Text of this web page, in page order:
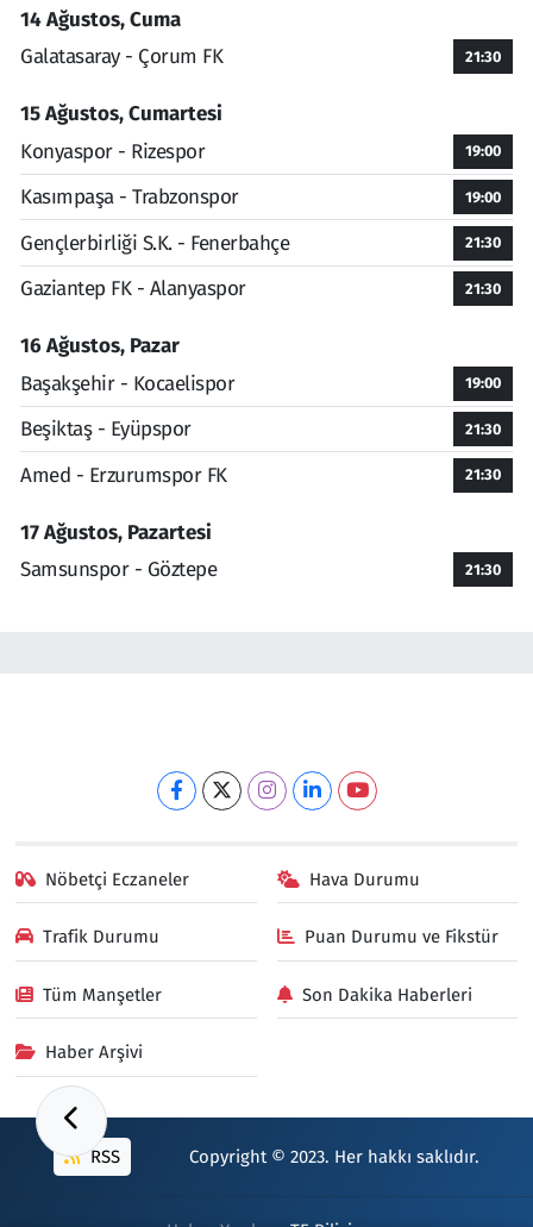
14 Ağustos, Cuma
Galatasaray - Çorum FK
21:30
15 Ağustos, Cumartesi
Konyaspor - Rizespor
19:00
Kasımpaşa - Trabzonspor 19:00
Gençlerbirliği S.K. - Fenerbahçe 21:30
Gaziantep FK - Alanyaspor 21:30
16 Ağustos, Pazar
Başakşehir - Kocaelispor
19:00
Beşiktaş - Eyüpspor 21:30
Amed - Erzurumspor FK 21:30
17 Ağustos, Pazartesi
Samsunspor - Göztepe
21:30
Nöbetçi Eczaneler Hava Durumu
Trafik Durumu Puan Durumu ve Fikstür
Tüm Manşetler Son Dakika Haberleri
Haber Arşivi
RSS Copyright © 2023. Her hakkı saklıdır.